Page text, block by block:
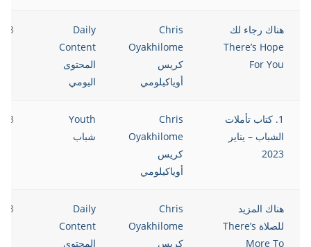
هناك رجاء لك
There’s Hope
For You
Chris
Oyakhilome
كريس
أوياكيلومي
Daily
Content
المحتوى
اليومي
1. كتاب تأملات
الشباب – يناير
2023
Chris
Oyakhilome
كريس
أوياكيلومي
Youth
شباب
هناك المزيد
للصلاة There’s
More To
Chris
Oyakhilome
كريس
Daily
Content
المحتوى